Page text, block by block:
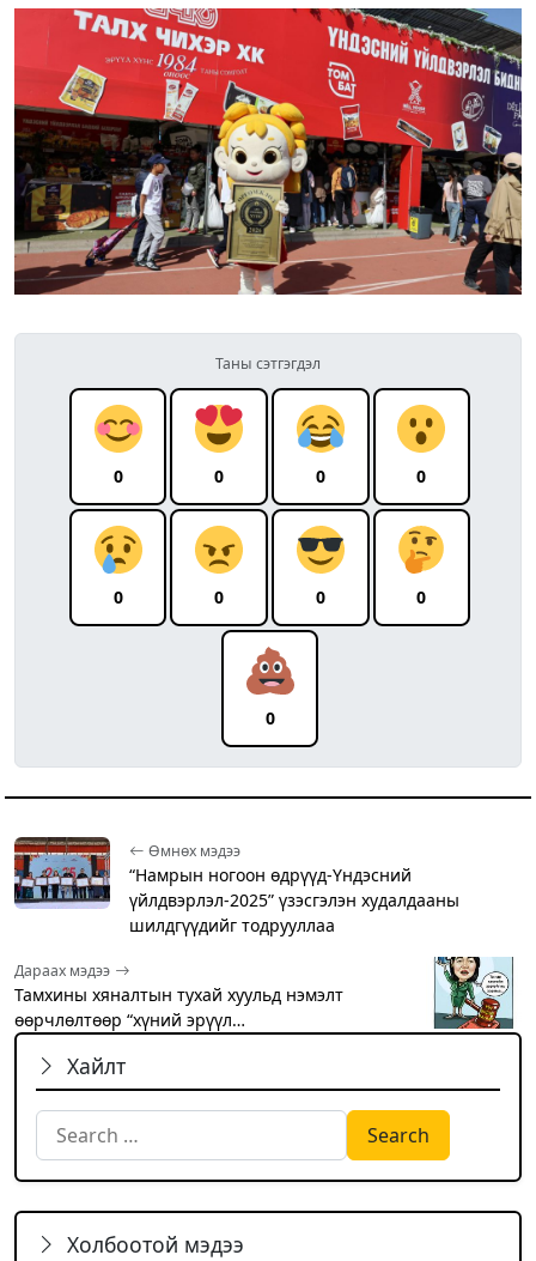
Таны сэтгэгдэл
0 0 0 0
0 0 0 0
0
Өмнөх мэдээ
“Намрын ногоон өдрүүд-Үндэсний
үйлдвэрлэл-2025” үзэсгэлэн худалдааны
шилдгүүдийг тодрууллаа
Дараах мэдээ
Тамхины хяналтын тухай хуульд нэмэлт
өөрчлөлтөөр “хүний эрүүл…
Хайлт
Search for:
Холбоотой мэдээ